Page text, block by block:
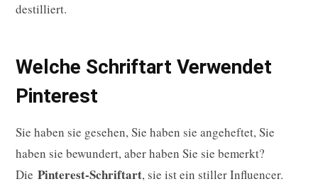
destilliert.
Welche Schriftart Verwendet
Pinterest
Sie haben sie gesehen, Sie haben sie angeheftet, Sie
haben sie bewundert, aber haben Sie sie bemerkt?
Die Pinterest-Schriftart, sie ist ein stiller Influencer.